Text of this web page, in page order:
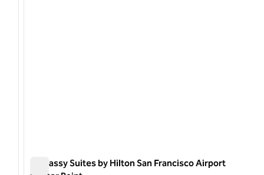
Embassy Suites by Hilton San Francisco Airport